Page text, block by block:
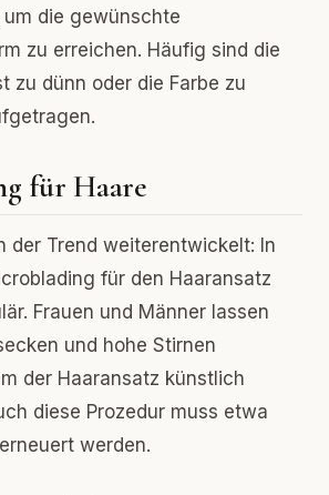
die gewünschte
zu erreichen. Häufig sind die
zu dünn oder die Farbe zu
für Haare
der Trend weiterentwickelt: In
für den Haaransatz
Frauen und Männer lassen
und hohe Stirnen
der Haaransatz künstlich
diese Prozedur muss etwa
werden.